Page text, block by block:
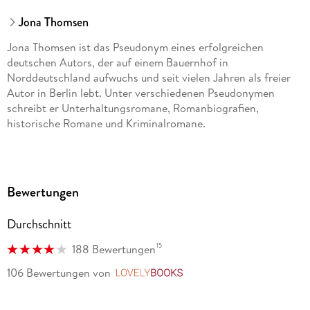
Jona Thomsen
Jona Thomsen ist das Pseudonym eines erfolgreichen
deutschen Autors, der auf einem Bauernhof in
Norddeutschland aufwuchs und seit vielen Jahren als freier
Autor in Berlin lebt. Unter verschiedenen Pseudonymen
schreibt er Unterhaltungsromane, Romanbiografien,
historische Romane und Kriminalromane.
Bewertungen
Durchschnitt
188 Bewertungen15
106 Bewertungen von